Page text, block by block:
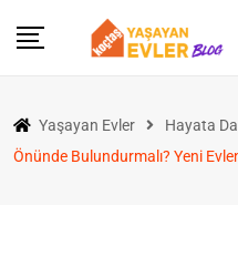
Yaşayan Evler Hayata
Önünde Bulundurmalı? Yeni